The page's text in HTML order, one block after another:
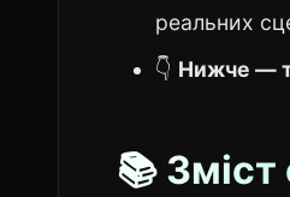
реальних
👇 Нижче —
📚 Зміст